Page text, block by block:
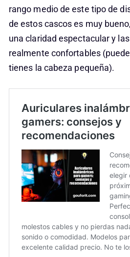
rango medio de este tipo de
de estos cascos es muy
una claridad espectacular y
realmente confortables
tienes la cabeza pequeña).